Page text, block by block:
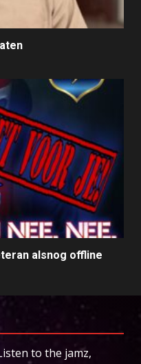
alsnog offline
to the jamz,